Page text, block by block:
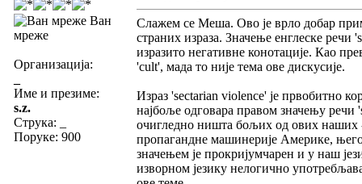
Ван
мреже
Организација:
Име и презиме:
s.z.
Струка:
Поруке: 900
Слажем се Меша. Ово је врло добар
страних израза. Значење енглеске речи
изразито негативне конотације. Као
'cult', мада то није тема ове дискусије.
Израз 'sectarian violence' је првобитно
најбоље одговара правом значењу речи
очигледно ништа бољих од ових наших -
пропагандне машинерије Америке,
значењем је прокријумчарен и у наш
изворном језику нелогично